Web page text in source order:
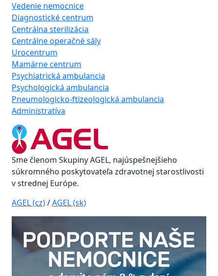
Vedenie nemocnice
Diagnostické centrum
Centrálna sterilizácia
Centrálne operačné sály
Urocentrum
Mamárne centrum
Psychiatrická ambulancia
Psychologická ambulancia
Pneumologicko-ftizeologická ambulancia
Administratíva
Sme členom Skupiny AGEL, najúspešnejšieho
súkromného poskytovateľa zdravotnej starostlivosti
v strednej Európe.
AGEL (cz)/AGEL (sk)